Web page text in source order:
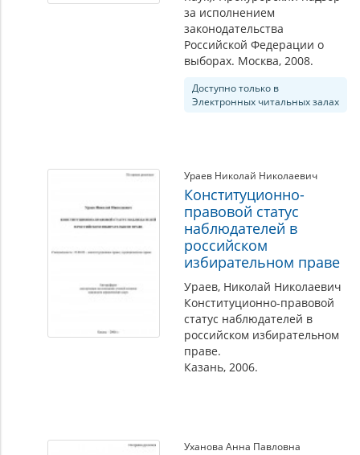
за исполнением
законодательства
Российской Федерации о
выборах. Москва, 2008.
Доступно только в
Электронных читальных залах
Ураев Николай Николаевич
Конституционно-
правовой статус
наблюдателей в
российском
избирательном праве
Ураев, Николай Николаевич
Конституционно-правовой
статус наблюдателей в
российском избирательном
праве.
Казань, 2006.
Уханова Анна Павловна